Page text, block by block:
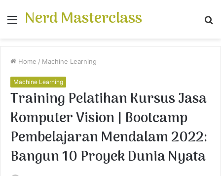
Menu
Nerd Masterclass
Home / Machine Learning
Machine Learning
Training Pelatihan Kursus Jasa
Komputer Vision | Bootcamp
Pembelajaran Mendalam 2022:
Bangun 10 Proyek Dunia Nyata